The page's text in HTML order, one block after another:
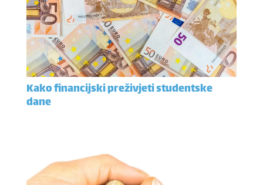
Kako financijski preživjeti studentske
dane